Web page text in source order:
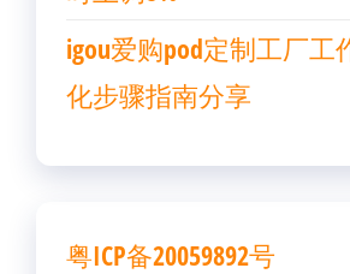
igou爱购pod定制工厂工
化步骤指南分享
粤ICP备20059892号